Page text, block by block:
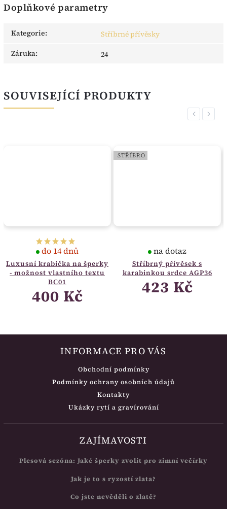
Doplňkové parametry
Kategorie:
Stříbrné přívěsky
Záruka: 24
SOUVISEJÍCÍ PRODUKTY
Previous
Luxusní krabička na šperky
- možnost vlastního textu
BC01
do 14 dnů
400 Kč
STŘÍBRO
Stříbrný přívěsek s
karabinkou srdce AGP36
na dotaz
423 Kč
Next
INFORMACE PRO VÁS
Obchodní podmínky
Podmínky ochrany osobních údajů
Kontakty
Ukázky rytí a gravírování
ZAJÍMAVOSTI
Plesová sezóna: Jaké šperky zvolit pro zimní večírky
Jak je to s ryzostí zlata?
Co jste nevěděli o zlatě?